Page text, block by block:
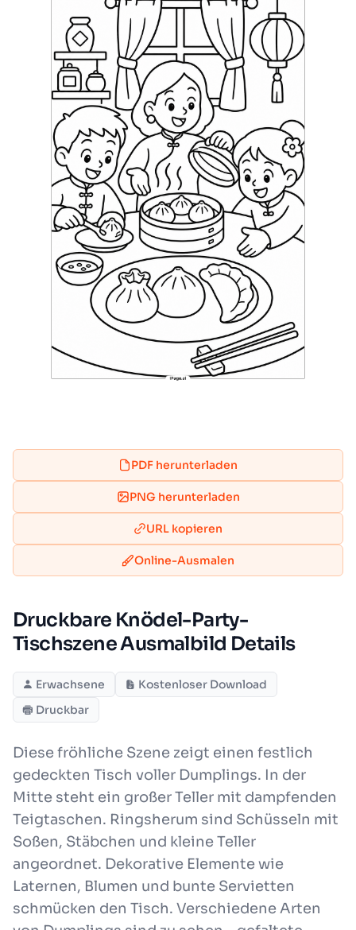
PDF herunterladen
PNG herunterladen
URL kopieren
Online-Ausmalen
Druckbare Knödel-Party-
Tischszene Ausmalbild Details
Erwachsene
Kostenloser Download
Druckbar
Diese fröhliche Szene zeigt einen festlich
gedeckten Tisch voller Dumplings. In der
Mitte steht ein großer Teller mit dampfenden
Teigtaschen. Ringsherum sind Schüsseln mit
Soßen, Stäbchen und kleine Teller
angeordnet. Dekorative Elemente wie
Laternen, Blumen und bunte Servietten
schmücken den Tisch. Verschiedene Arten